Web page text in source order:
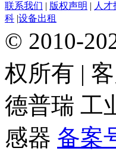
联系我们 | 版权声明 | 人才
科 |设备出租
© 2010-
权所有 |
德普瑞 工
感器 备案